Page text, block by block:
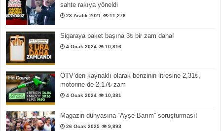
sahte rakıya yöneldi
23 Aralık 2021 11,276
Sigaraya paket başına 3₺ bir zam daha!
4 Ocak 2024 10,816
ÖTV’den kaynaklı olarak benzinin litresine 2,31₺,
motorine de 2,17₺ zam
4 Ocak 2024 10,381
Magazin dünyasına “Ayşe Barım” soruşturması!
26 Ocak 2025 9,893